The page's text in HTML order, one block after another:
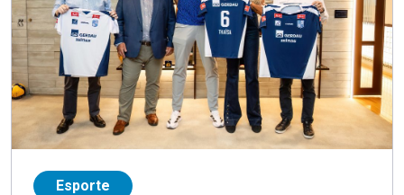
Esporte